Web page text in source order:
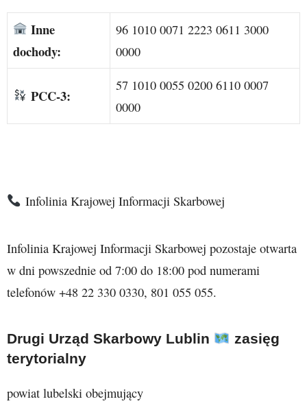
Inne
dochody:
96 1010 0071 2223 0611 3000
0000
PCC-3:
57 1010 0055 0200 6110 0007
0000
Infolinia Krajowej Informacji Skarbowej
Infolinia Krajowej Informacji Skarbowej pozostaje otwarta
w dni powszednie od 7:00 do 18:00 pod numerami
telefonów +48 22 330 0330, 801 055 055.
Drugi Urząd Skarbowy Lublin
zasięg
terytorialny
powiat lubelski obejmujący